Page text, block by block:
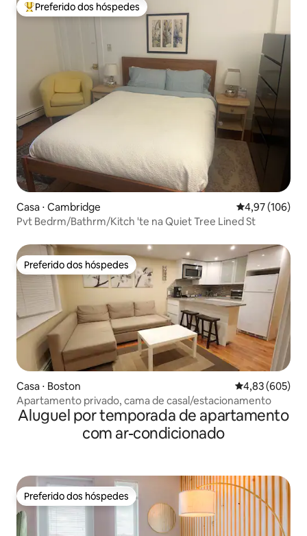
Entre os melhores preferidos dos hóspedes
Preferido dos hóspedes
Casa ⋅ Cambridge 4,97 de uma
4,97 (106)
Pvt Bedrm/Bathrm/Kitch 'te na Quiet Tree Lined St
Preferido dos hóspedes
Preferido dos hóspedes
Casa ⋅ Boston 4,83 de uma
4,83 (605)
Apartamento privado, cama de casal/estacionamento
Aluguel por temporada de apartamento
com ar-condicionado
Preferido dos hóspedes
Preferido dos hóspedes